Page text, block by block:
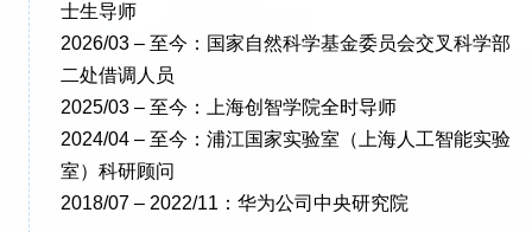
士生导师
2026/03– 至今：国家自然科学基金委员会交叉科学部
二处借调人员
2025/03 – 至今：上海创智学院全时导师
2024/04 – 至今：浦江国家实验室（上海人工智能实验
室）科研顾问
2018/07 – 2022/11：华为公司中央研究院